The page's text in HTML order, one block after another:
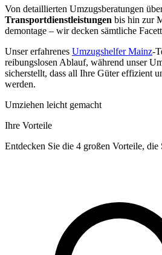
Von detaillierten Umzugsberatungen
Transportdienstleistungen bis hin zur
demontage – wir decken sämtliche
Unser erfahrenes Umzugshelfer Mainz-
reibungslosen Ablauf, während unser
sicherstellt, dass all Ihre Güter effizient
werden.
Umziehen leicht gemacht
Ihre Vorteile
Entdecken Sie die 4 großen Vorteile, die